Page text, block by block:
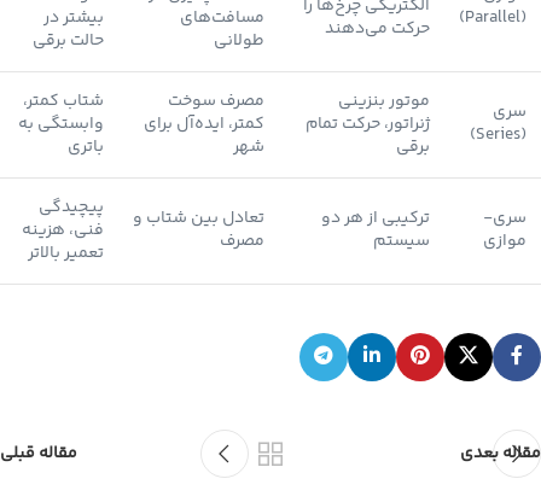
(Parallel)
الکتریکی چرخ‌ها را
حرکت می‌دهند
مسافت‌های
طولانی
بیشتر در
حالت برقی
سری
(Series)
موتور بنزینی
ژنراتور، حرکت تمام
برقی
مصرف سوخت
کمتر، ایده‌آل برای
شهر
شتاب کمتر،
وابستگی به
باتری
سری-
موازی
ترکیبی از هر دو
سیستم
تعادل بین شتاب و
مصرف
پیچیدگی
فنی، هزینه
تعمیر بالاتر
مقاله بعدی مقاله قبلی